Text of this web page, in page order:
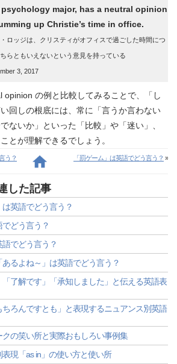
major, has a neutral opinion
up Christie’s time in office.
ロッジは、クリスティがオフィスで過ごした時間につ
らともいえないという意見を持っている
3, 2017
opinion の例と比較してみることで、「し
回しの根底には、常に「言うか言わない
ないか」といった「比較」や「迷い」、
とが理解できるでしょう。
う？ 「罰ゲーム」は英語でどう言う？ »
した記事
は英語でどう言う？
でどう言う？
語でどう言う？
あるよね～」は英語でどう言う？
了解です」「承知しました」と伝える英語表
ろんですとも」と表現するニュアンス別英語
の笑い所と実際おもしろい事例集
現「as in」の使い方と使い所